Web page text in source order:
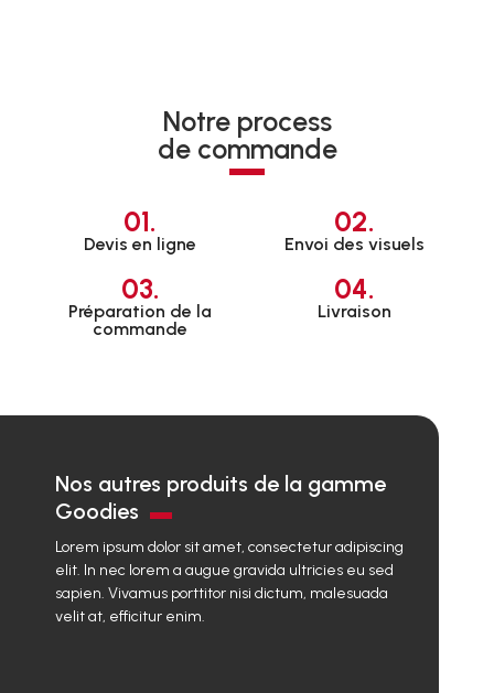
Notre process
de commande
01.
Devis en ligne
02.
Envoi des visuels
03.
Préparation de la
commande
04.
Livraison
Nos autres produits de la gamme
Goodies
Lorem ipsum dolor sit amet, consectetur adipiscing
elit. In nec lorem a augue gravida ultricies eu sed
sapien. Vivamus porttitor nisi dictum, malesuada
velit at, efficitur enim.